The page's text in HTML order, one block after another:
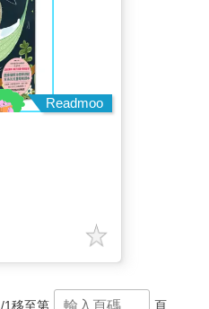
Readmoo
/1移至第 頁